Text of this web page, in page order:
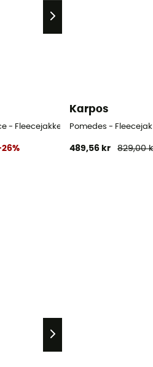
- Fleecejakke - Damer
Karpos
Pomedes -
489,56 kr 829,00